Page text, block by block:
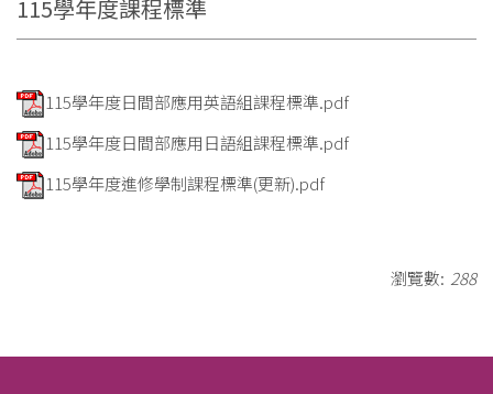
115學年度課程標準
115學年度日間部應用英語組課程標準.pdf
115學年度日間部應用日語組課程標準.pdf
115學年度進修學制課程標準(更新).pdf
瀏覽數: 288